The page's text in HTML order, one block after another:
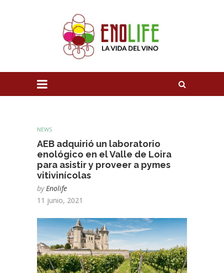
NEWS
AEB adquirió un laboratorio
enológico en el Valle de Loira
para asistir y proveer a pymes
vitivinícolas
by Enolife
11 junio, 2021